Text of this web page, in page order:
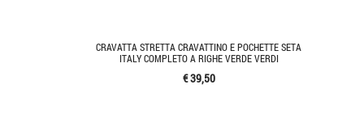
CRAVATTA STRETTA CRAVATTINO E POCHETTE SETA
ITALY COMPLETO A RIGHE VERDE VERDI
€ 39,50